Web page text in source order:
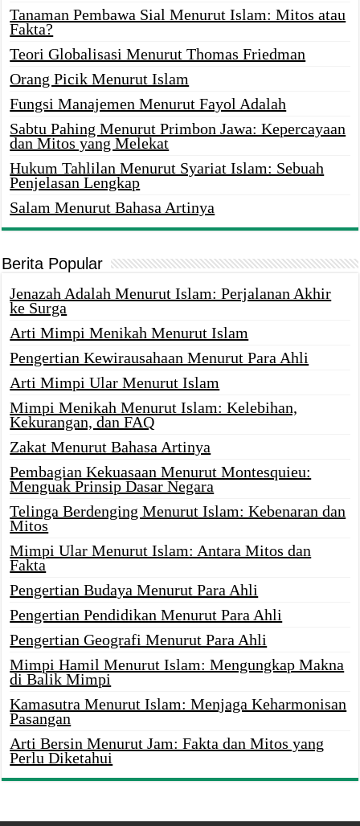
Tanaman Pembawa Sial Menurut Islam: Mitos atau
Fakta?
Teori Globalisasi Menurut Thomas Friedman
Orang Picik Menurut Islam
Fungsi Manajemen Menurut Fayol Adalah
Sabtu Pahing Menurut Primbon Jawa: Kepercayaan
dan Mitos yang Melekat
Hukum Tahlilan Menurut Syariat Islam: Sebuah
Penjelasan Lengkap
Salam Menurut Bahasa Artinya
Berita Popular
Jenazah Adalah Menurut Islam: Perjalanan Akhir
ke Surga
Arti Mimpi Menikah Menurut Islam
Pengertian Kewirausahaan Menurut Para Ahli
Arti Mimpi Ular Menurut Islam
Mimpi Menikah Menurut Islam: Kelebihan,
Kekurangan, dan FAQ
Zakat Menurut Bahasa Artinya
Pembagian Kekuasaan Menurut Montesquieu:
Menguak Prinsip Dasar Negara
Telinga Berdenging Menurut Islam: Kebenaran dan
Mitos
Mimpi Ular Menurut Islam: Antara Mitos dan
Fakta
Pengertian Budaya Menurut Para Ahli
Pengertian Pendidikan Menurut Para Ahli
Pengertian Geografi Menurut Para Ahli
Mimpi Hamil Menurut Islam: Mengungkap Makna
di Balik Mimpi
Kamasutra Menurut Islam: Menjaga Keharmonisan
Pasangan
Arti Bersin Menurut Jam: Fakta dan Mitos yang
Perlu Diketahui